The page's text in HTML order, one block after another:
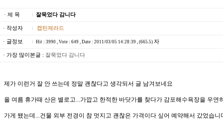
· 제 목 잘묵었다 감니다
· 작성자 켑틴제라드
· 글정보 Hit : 3990 , Vote : 649 , Date : 2011/03/05 14:28:39 , (665.5) 자
· 가장 많이본글 : 잘묵었다 감니다
제가 이런거 잘 안 쓰는데 정말 괜찮다고 생각되서 글 남겨보네요
올 여름 휴가때 산은 별로고...가깝고 한적한 바닷가를 찾다가 감포해수욕장을 우연
가게 됐는데...건물 외부 전경이 참 멋지고 괜찮은 가격이다 싶어 예약해서 갔었습니